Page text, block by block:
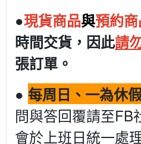
●現貨商品與預約
時間交貨，因此請
張訂單。
● 每周日、一為休
問與答回覆請至FB
會於上班日統一處